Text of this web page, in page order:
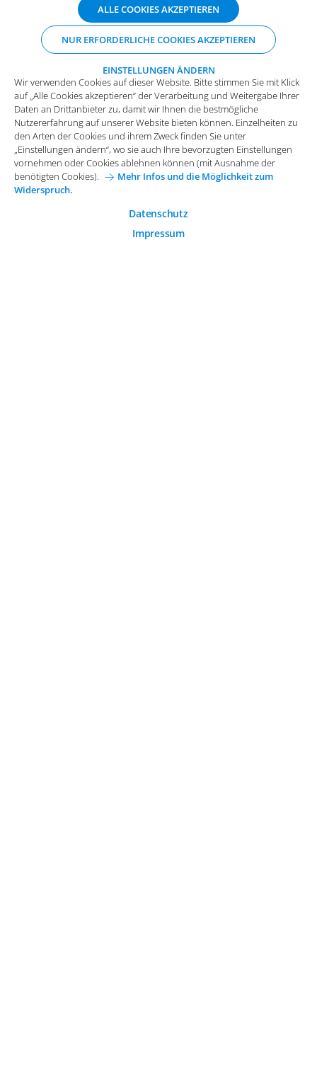
Impressum Datenschutz
Allgemeine Einkaufsbedingungen
Karriere bei Arvato Systems Kontakt
Wir verwenden Cookies auf dieser Website. Bitte stimmen Sie mit Klick
auf „Alle Cookies akzeptieren“ der Verarbeitung und Weitergabe Ihrer
Daten an Drittanbieter zu, damit wir Ihnen die bestmögliche
Nutzererfahrung auf unserer Website bieten können. Einzelheiten zu
den Arten der Cookies und ihrem Zweck finden Sie unter
„Einstellungen ändern“, wo sie auch Ihre bevorzugten Einstellungen
vornehmen oder Cookies ablehnen können (mit Ausnahme der
benötigten Cookies).
Mehr Infos und die Möglichkeit zum
Widerspruch.
Datenschutz
Impressum
ALLE COOKIES AKZEPTIEREN
NUR ERFORDERLICHE COOKIES AKZEPTIEREN
EINSTELLUNGEN ÄNDERN
auf „Alle Cookies akzeptieren“ der Verarbeitung und Weitergabe Ihrer
Daten an Drittanbieter zu, damit wir Ihnen die bestmögliche
Nutzererfahrung auf unserer Website bieten können. Einzelheiten zu
den Arten der Cookies und ihrem Zweck finden Sie unter
„Einstellungen ändern“, wo sie auch Ihre bevorzugten Einstellungen
vornehmen oder Cookies ablehnen können (mit Ausnahme der
benötigten Cookies).
Mehr Infos und die Möglichkeit zum
Widerspruch.
Funktionale Cookies
Diese Cookies sind essenziell wichtig für die einwandfreie
Funktion der Website.
Analytische Cookies
Analytische Cookies werden verwendet, um das